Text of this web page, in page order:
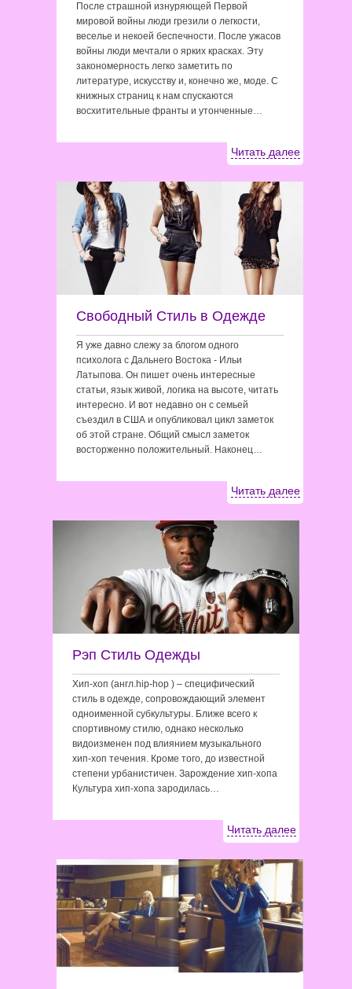
После страшной изнуряющей Первой
мировой войны люди грезили о легкости,
веселье и некоей беспечности. После ужасов
войны люди мечтали о ярких красках. Эту
закономерность легко заметить по
литературе, искусству и, конечно же, моде. С
книжных страниц к нам спускаются
восхитительные франты и утонченные…
Читать далее
Свободный Стиль в Одежде
Я уже давно слежу за блогом одного
психолога с Дальнего Востока - Ильи
Латыпова. Он пишет очень интересные
статьи, язык живой, логика на высоте, читать
интересно. И вот недавно он с семьей
съездил в США и опубликовал цикл заметок
об этой стране. Общий смысл заметок
восторженно положительный. Наконец…
Читать далее
Рэп Стиль Одежды
Хип-хоп (англ.hip-hop ) – специфический
стиль в одежде, сопровождающий элемент
одноименной субкультуры. Ближе всего к
спортивному стилю, однако несколько
видоизменен под влиянием музыкального
хип-хоп течения. Кроме того, до известной
степени урбанистичен. Зарождение хип-хопа
Культура хип-хопа зародилась…
Читать далее